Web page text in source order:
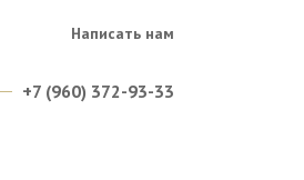
Написать нам
+7 (960) 372-93-33